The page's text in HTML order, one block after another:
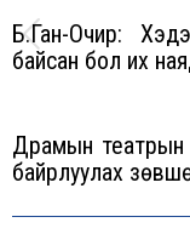
Б.Ган-Очир:
байсан бол их
Драмын театрын
байрлуулах